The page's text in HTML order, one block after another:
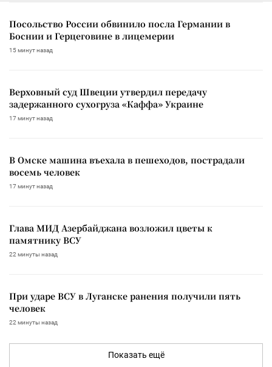
Посольство России обвинило посла Германии в
Боснии и Герцеговине в лицемерии
15 минут назад
Верховный суд Швеции утвердил передачу
задержанного сухогруза «Каффа» Украине
17 минут назад
В Омске машина въехала в пешеходов, пострадали
восемь человек
17 минут назад
Глава МИД Азербайджана возложил цветы к
памятнику ВСУ
22 минуты назад
При ударе ВСУ в Луганске ранения получили пять
человек
22 минуты назад
Показать ещё